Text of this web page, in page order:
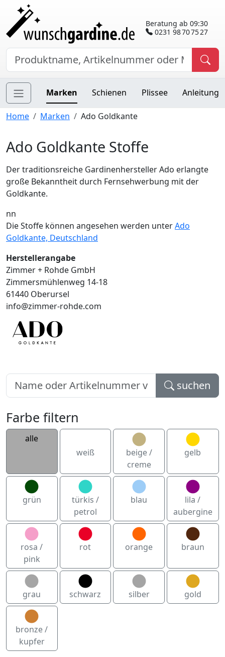
Beratung ab 09:30
0231 98 70 75 27
Marken Schienen Plissee Anleitung
Home Marken Ado Goldkante
Ado Goldkante Stoffe
Der traditionsreiche Gardinenhersteller Ado erlangte
große Bekanntheit durch Fernsehwerbung mit der
Goldkante.
nn
Die Stoffe können angesehen werden unterAdo
Goldkante, Deutschland
Herstellerangabe
Zimmer + Rohde GmbH
Zimmersmühlenweg 14-18
61440 Oberursel
info@zimmer-rohde.com
suchen
Farbe filtern
alle
weiß
beige /
creme
gelb
grün
türkis /
petrol
blau
lila /
aubergine
rosa /
pink
rot orange braun
grau schwarz silber gold
bronze /
kupfer